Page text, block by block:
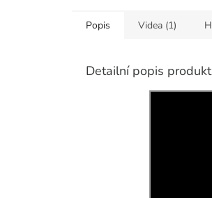
Popis Videa (1)
Detailní popis